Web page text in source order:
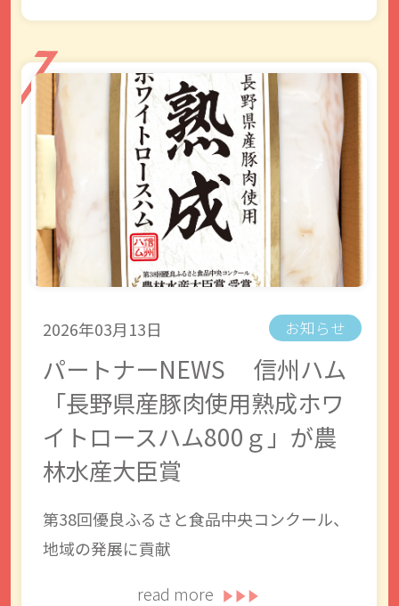
2026年03月13日 お知らせ
パートナーNEWS 信州ハム
「長野県産豚肉使用熟成ホワ
イトロースハム800ｇ」が農
林水産大臣賞
第38回優良ふるさと食品中央コンクール、
地域の発展に貢献
read more